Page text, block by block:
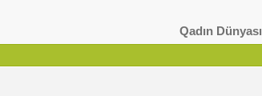
Qadın Dünyası